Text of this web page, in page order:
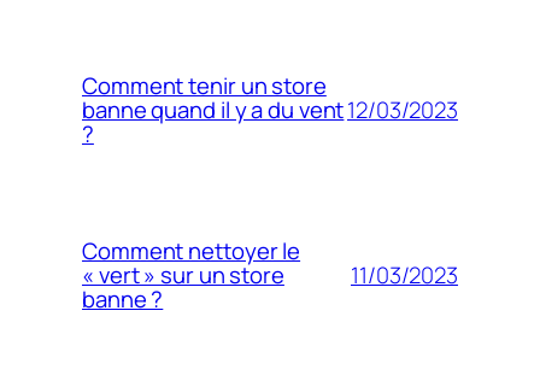
Comment tenir un store
banne quand il y a du vent
?
12/03/2023
Comment nettoyer le
« vert » sur un store
banne ?
11/03/2023